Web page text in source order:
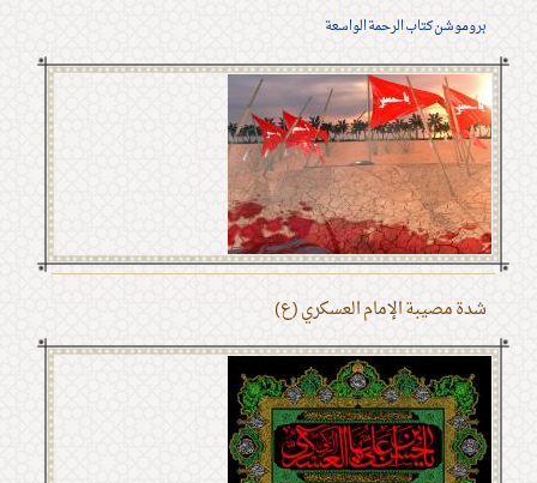
بروموشن كتاب الرحمة الواسعة
شدة مصيبة الإمام العسكري (ع)